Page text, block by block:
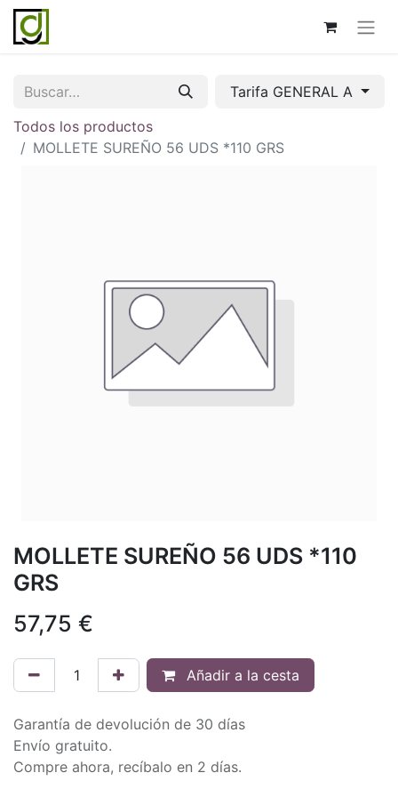
Tarifa GENERAL A
Todos los productos
MOLLETE SUREÑO 56 UDS *110 GRS
MOLLETE SUREÑO 56 UDS *110
GRS
57,75 €
Añadir a la cesta
Garantía de devolución de 30 días
Envío gratuito.
Compre ahora, recíbalo en 2 días.